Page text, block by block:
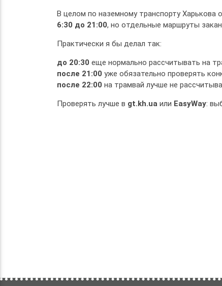
В целом по наземному транспорту Харькова
6:30 до 21:00, но отдельные маршруты
Практически я бы делал так:
до 20:30 еще нормально рассчитывать на
после 21:00 уже обязательно проверять
после 22:00 на трамвай лучше не
Проверять лучше в gt.kh.ua или EasyWay: